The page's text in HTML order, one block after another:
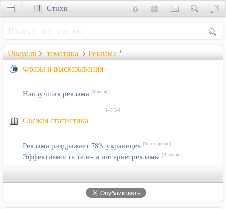
Uucyc.ru тематика Реклама 3
Фразы и высказывания
Наилучшая реклама [Мнение]
Свежая статистика
Реклама раздражает 78% украинцев [Телевидение]
Эффективность теле- и интернетрекламы [Влияние]
Стихи